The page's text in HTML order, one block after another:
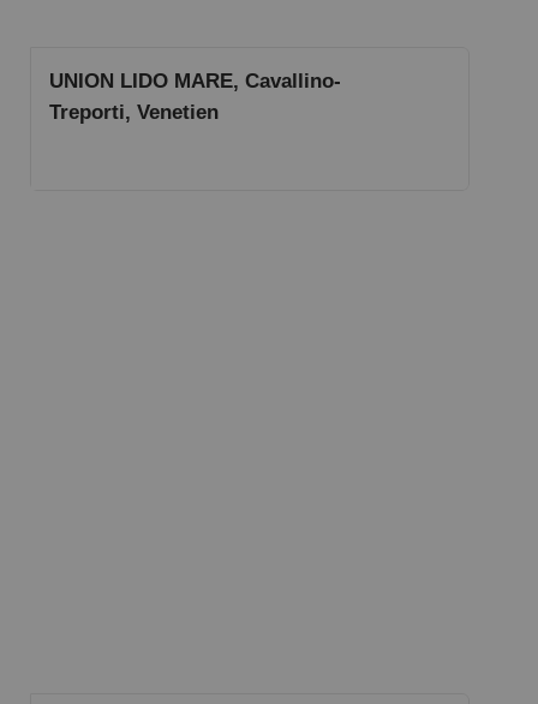
UNION LIDO MARE, Cavallino-
Treporti, Venetien